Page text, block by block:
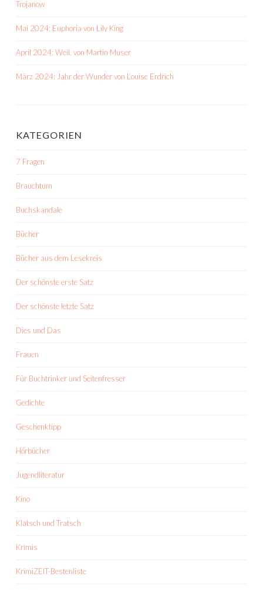
Trojanow
Mai 2024: Euphoria von Lily King
April 2024: Weil. von Martin Muser
März 2024: Jahr der Wunder von Louise Erdrich
KATEGORIEN
7 Fragen
Brauchtum
Buchskandale
Bücher
Bücher aus dem Lesekreis
Der schönste erste Satz
Der schönste letzte Satz
Dies und Das
Frauen
Für Buchtrinker und Seitenfresser
Gedichte
Geschenktipp
Hörbücher
Jugendliteratur
Kino
Klatsch und Tratsch
Krimis
KrimiZEIT-Bestenliste